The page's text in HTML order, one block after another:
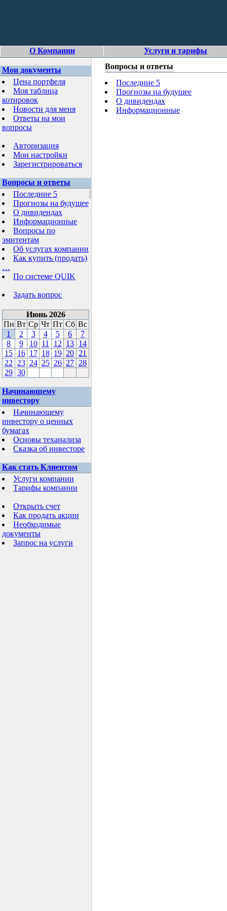
О Компании Услуги и тарифы
Мои документы
Цена портфеля
Моя таблица
котировок
Новости для меня
Ответы на мои
вопросы
Авторизация
Мои настройки
Зарегистрироваться
Вопросы и ответы
Последние 5
Прогнозы на будущее
О дивидендах
Информационные
Вопросы по
эмитентам
Об услугах компании
Как купить (продать)
…
По системе QUIK
Задать вопрос
Июнь 2026
Пн Вт Ср Чт Пт Сб Вс
1
2 3 4 5 6
7
8
9 10 11 12 13 14
15 16 17 18 19 20 21
22
23 24 25 26 27 28
29 30
Начинающему
инвестору
Начинающему
инвестору о ценных
бумагах
Основы теханализа
Сказка об инвесторе
Как стать Клиентом
Услуги компании
Тарифы компании
Открыть счет
Как продать акции
Необходимые
документы
Запрос на услуги
Вопросы и ответы
Последние 5
Прогнозы на будущее
О дивидендах
Информационные